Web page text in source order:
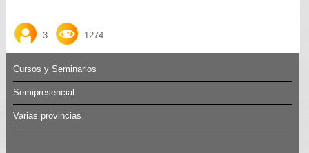
3 1274
Cursos y Seminarios
Semipresencial
Varias provincias